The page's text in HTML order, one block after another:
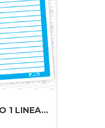
1 LINEA...